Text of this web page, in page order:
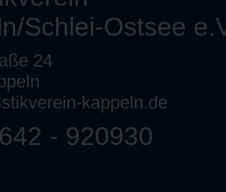
Schlei-Ostsee
24
kappeln.de
- 920930